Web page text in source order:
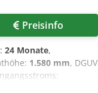
Preisinfo
24 Monate,
1.580 mm, DGUV
g mit